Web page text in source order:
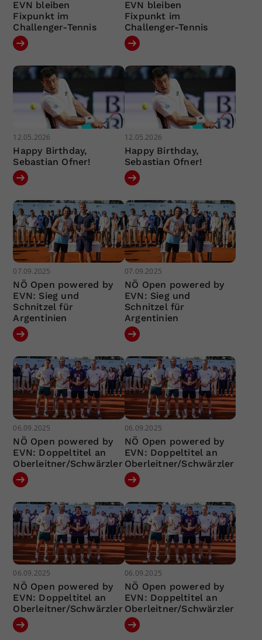
EVN bleiben
Fixpunkt im
Challenger-Tennis
EVN bleiben
Fixpunkt im
Challenger-Tennis
12.05.2026
Happy Birthday,
Sebastian Ofner!
12.05.2026
Happy Birthday,
Sebastian Ofner!
07.09.2025
NÖ Open powered by
EVN: Sieg und
Schnitzel für
Argentinien
07.09.2025
NÖ Open powered by
EVN: Sieg und
Schnitzel für
Argentinien
06.09.2025
NÖ Open powered by
EVN: Doppeltitel an
Oberleitner/Schwärzler
06.09.2025
NÖ Open powered by
EVN: Doppeltitel an
Oberleitner/Schwärzler
06.09.2025
NÖ Open powered by
EVN: Doppeltitel an
Oberleitner/Schwärzler
06.09.2025
NÖ Open powered by
EVN: Doppeltitel an
Oberleitner/Schwärzler